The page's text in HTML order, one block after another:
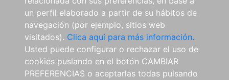
un perfil elaborado a partir de su hábitos de
navegación (por ejemplo, sitios web
visitados). Clica aquí para más información.
Usted puede configurar o rechazar el uso de
cookies puslando en el botón CAMBIAR
PREFERENCIAS o aceptarlas todas pulsando